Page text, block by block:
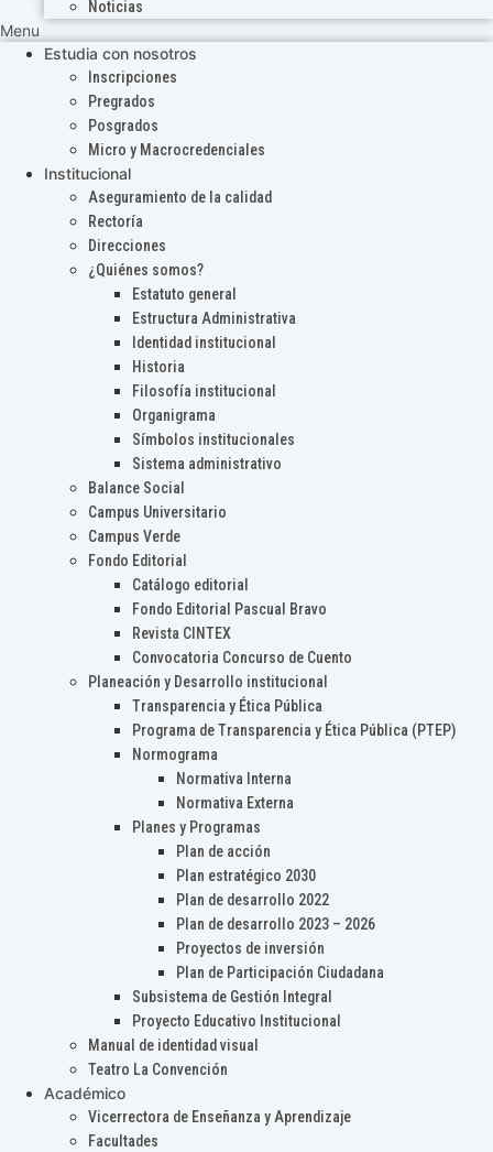
Noticias
Menu
Estudia con nosotros
Inscripciones
Pregrados
Posgrados
Micro y Macrocredenciales
Institucional
Aseguramiento de la calidad
Rectoría
Direcciones
¿Quiénes somos?
Estatuto general
Estructura Administrativa
Identidad institucional
Historia
Filosofía institucional
Organigrama
Símbolos institucionales
Sistema administrativo
Balance Social
Campus Universitario
Campus Verde
Fondo Editorial
Catálogo editorial
Fondo Editorial Pascual Bravo
Revista CINTEX
Convocatoria Concurso de Cuento
Planeación y Desarrollo institucional
Transparencia y Ética Pública
Programa de Transparencia y Ética Pública (PTEP)
Normograma
Normativa Interna
Normativa Externa
Planes y Programas
Plan de acción
Plan estratégico 2030
Plan de desarrollo 2022
Plan de desarrollo 2023 – 2026
Proyectos de inversión
Plan de Participación Ciudadana
Subsistema de Gestión Integral
Proyecto Educativo Institucional
Manual de identidad visual
Teatro La Convención
Académico
Vicerrectora de Enseñanza y Aprendizaje
Facultades